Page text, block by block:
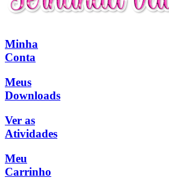
Minha
Conta
Meus
Downloads
Ver as
Atividades
Meu
Carrinho